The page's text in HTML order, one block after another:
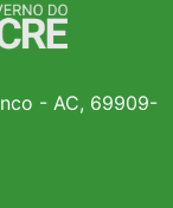
- AC, 69909-